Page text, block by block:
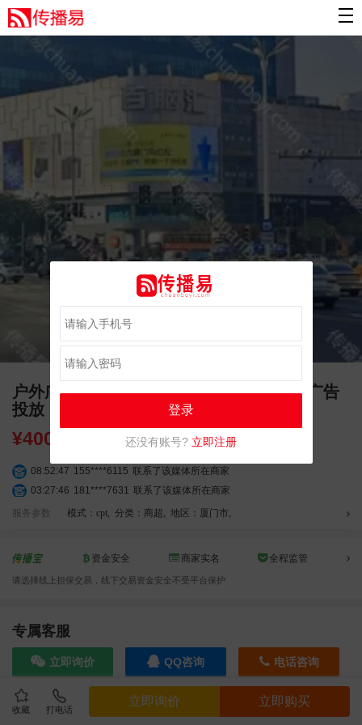
收藏 打电话
立即询价 立即购买
户外广告 厦门百脑汇电子城户外LED大屏广告
投放
¥400000.00
08:52:47 155****6115 联系了该媒体所在商家
03:27:46 181****7631 联系了该媒体所在商家
03:18:49 173****0620
联系了该媒体所在商家
12:40:20
177****7961
联系了该媒体所在商家
03:23:40
04:16:44 181****0078 联系了该媒体所在商家
01:50:54 192****2334
联系了该媒体所在商家
157****6971 联系了该媒体所在商家
10:08:47
155****5272 联系了该媒体所在商家
服务参数 模式：cpt, 分类：商超 , 地区：厦门市,
资金安全 商家实名 全程监管
请选择线上担保交易，线下交易资金安全不受平台保护
专属客服
立即询价 QQ咨询 电话咨询
效果截图
登录
还没有账号? 立即注册